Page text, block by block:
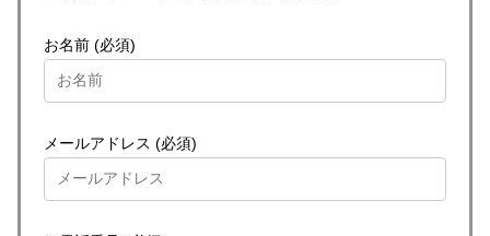
お名前 (必須)
メールアドレス (必須)